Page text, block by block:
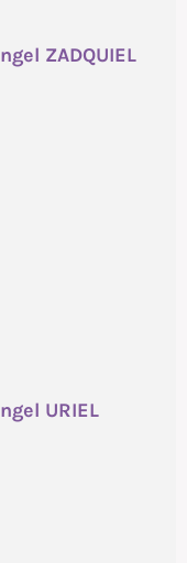
ZADQUIEL
URIEL